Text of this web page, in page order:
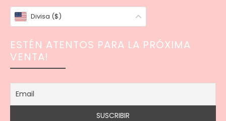
Divisa ($)
ESTÉN ATENTOS PARA LA PRÓXIMA
VENTA!